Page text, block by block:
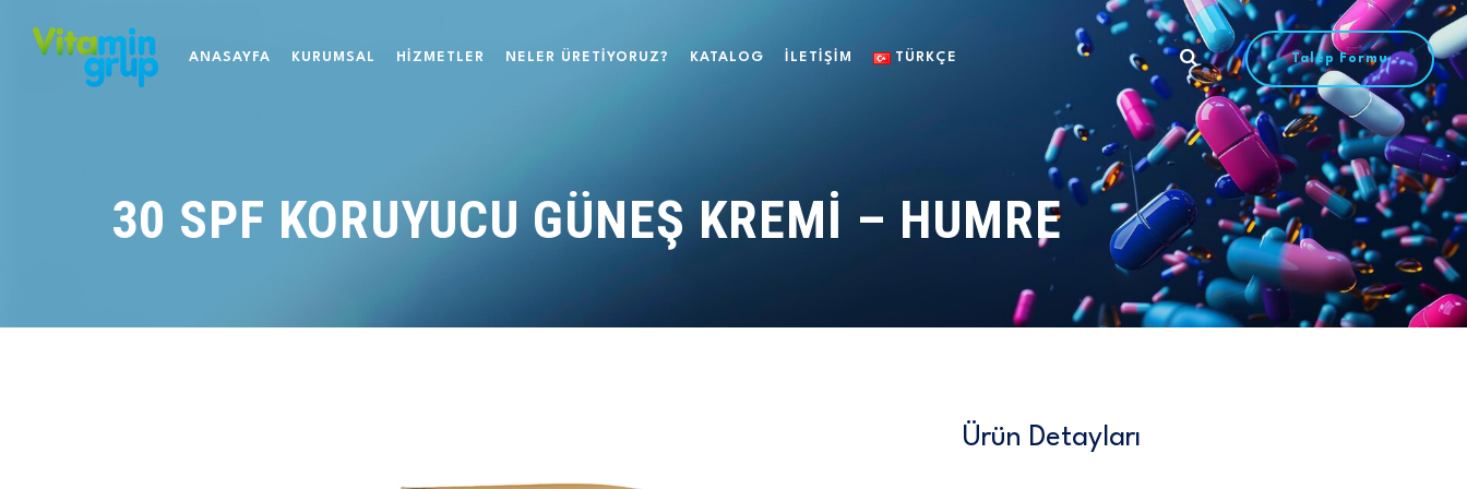
Talep Formu
ANASAYFA KURUMSAL HİZMETLER NELER ÜRETIYORUZ? KATALOG ILETIŞIM TÜRKÇE
30 SPF KORUYUCU GÜNEŞ KREMI – HUMRE
Ürün Detayları